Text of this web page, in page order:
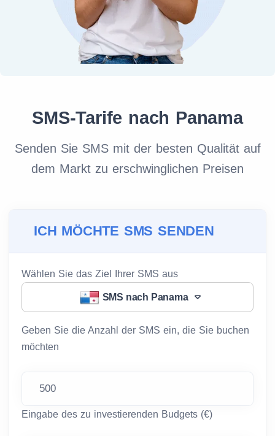
SMS-Tarife nach Panama
Senden Sie SMS mit der besten Qualität auf
dem Markt zu erschwinglichen Preisen
ICH MÖCHTE SMS SENDEN
Wählen Sie das Ziel Ihrer SMS aus
SMS nach Panama
Geben Sie die Anzahl der SMS ein, die Sie buchen
möchten
Eingabe des zu investierenden Budgets (€)